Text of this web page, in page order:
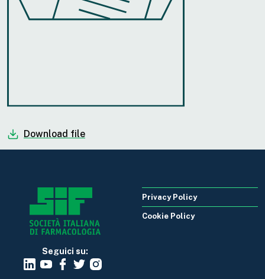
Download file
Seguici su:
Privacy Policy
Cookie Policy